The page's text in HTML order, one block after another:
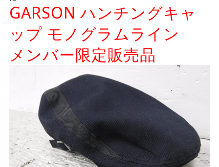
GARSONハンチングキャ
ップ モノグラムライン
メンバー限定販売品